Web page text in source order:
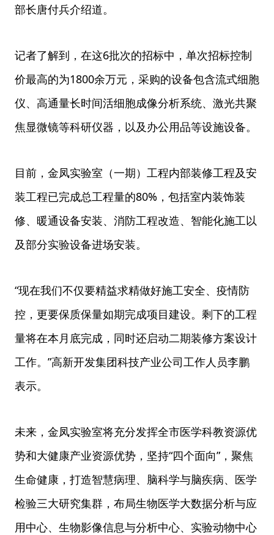
部长唐付兵介绍道。
记者了解到，在这6批次的招标中，单次招标控制
价最高的为1800余万元，采购的设备包含流式细胞
仪、高通量长时间活细胞成像分析系统、激光共聚
焦显微镜等科研仪器，以及办公用品等设施设备。
目前，金凤实验室（一期）工程内部装修工程及安
装工程已完成总工程量的80%，包括室内装饰装
修、暖通设备安装、消防工程改造、智能化施工以
及部分实验设备进场安装。
“现在我们不仅要精益求精做好施工安全、疫情防
控，更要保质保量如期完成项目建设。剩下的工程
量将在本月底完成，同时还启动二期装修方案设计
工作。”高新开发集团科技产业公司工作人员李鹏
表示。
未来，金凤实验室将充分发挥全市医学科教资源优
势和大健康产业资源优势，坚持“四个面向”，聚焦
生命健康，打造智慧病理、脑科学与脑疾病、医学
检验三大研究集群，布局生物医学大数据分析与应
用中心、生物影像信息与分析中心、实验动物中心